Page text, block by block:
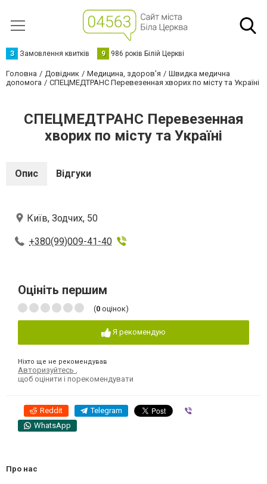
З Замовлення квитків 9 986 років Білій Церкві
Головна Довідник Медицина, здоров'я
Швидка медична
допомога
СПЕЦМЕДТРАНС Перевезенная хворих по місту та Україні
СПЕЦМЕДТРАНС Перевезенная
хворих по місту та Україні
Опис Відгуки
Київ, Зодчих, 50
+380(99)009-41-40
Оцініть першим
(0 оцінок)
Я рекомендую
Ніхто ще не рекомендував
Авторизуйтесь
щоб оцінити і порекомендувати
Reddit Telegram
WhatsApp
Про нас